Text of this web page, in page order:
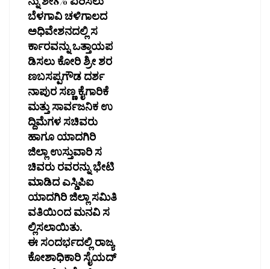
ಬೆಳಗಾವಿ ಚಳಿಗಾಲದ
ಅಧಿವೇಶನದಲ್ಲಿ ಸ
ರ್ಕಾರವನ್ನು ಒತ್ತಾಯಪ
ಡಿಸಲು ಕೋರಿ ಶ್ರೀ ಶರ
ಣಬಸಪ್ಪಗೌಡ ದರ್ಶ
ನಾಪುರ ಸಣ್ಣ ಕೈಗಾರಿಕೆ
ಮತ್ತು ಸಾರ್ವಜನಿಕ ಉ
ದ್ದಿಮೆಗಳ ಸಚಿವರು
ಹಾಗೂ ಯಾದಗಿರಿ
ಜಿಲ್ಲಾ ಉಸ್ತುವಾರಿ ಸ
ಚಿವರು ರವರನ್ನು ಭೇಟಿ
ಮಾಡಿದ ಎಸ್ಡಿಪಿಐ
ಯಾದಗಿರಿ ಜಿಲ್ಲಾ ಸಮಿತಿ
ವತಿಯಿಂದ ಮನವಿ ಸ
ಲ್ಲಿಸಲಾಯಿತು.
ಈ ಸಂದರ್ಭದಲ್ಲಿ ರಾಜ್ಯ
ಕೋಶಾಧಿಕಾರಿ ಸೈಯದ್